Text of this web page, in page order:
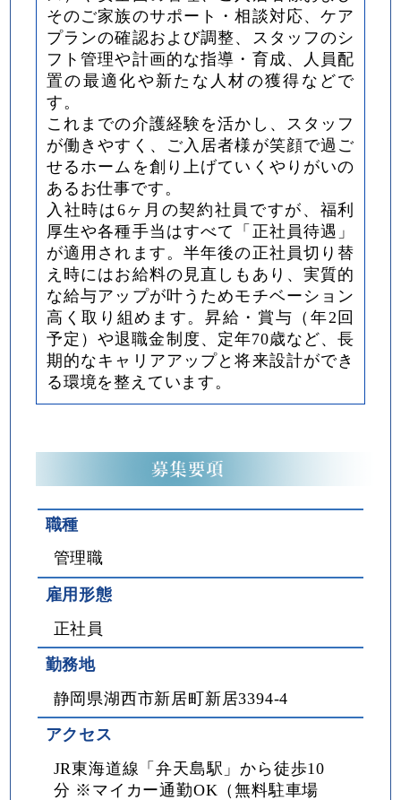
そのご家族のサポート・相談対応、ケア
プランの確認および調整、スタッフのシ
フト管理や計画的な指導・育成、人員配
置の最適化や新たな人材の獲得などで
す。
これまでの介護経験を活かし、スタッフ
が働きやすく、ご入居者様が笑顔で過ご
せるホームを創り上げていくやりがいの
あるお仕事です。
入社時は6ヶ月の契約社員ですが、福利
厚生や各種手当はすべて「正社員待遇」
が適用されます。半年後の正社員切り替
え時にはお給料の見直しもあり、実質的
な給与アップが叶うためモチベーション
高く取り組めます。昇給・賞与（年2回
予定）や退職金制度、定年70歳など、長
期的なキャリアアップと将来設計ができ
る環境を整えています。
職種
管理職
雇用形態
正社員
勤務地
静岡県湖西市新居町新居3394-4
アクセス
JR東海道線「弁天島駅」から徒歩10
分 ※マイカー通勤OK（無料駐車場